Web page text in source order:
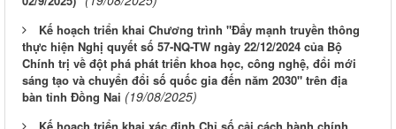
Kế hoạch triển khai Chương trình "Đẩy mạnh truyền thông
thực hiện Nghị quyết số 57-NQ-TW ngày 22/12/2024 của Bộ
Chính trị về đột phá phát triển khoa học, công nghệ, đổi mới
sáng tạo và chuyển đổi số quốc gia đến năm 2030" trên địa
bàn tỉnh Đồng Nai (19/08/2025)